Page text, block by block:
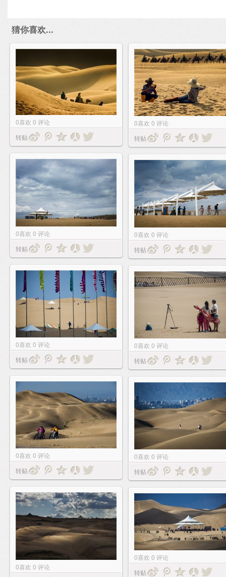
猜你喜欢...
0喜欢 0 评论
转贴
0喜欢 0 评论
转贴
0喜欢 0 评论
转贴
0喜欢 0 评论
转贴
0喜欢 0 评论
转贴
0喜欢 0 评论
转贴
0喜欢 0 评论
转贴
0喜欢 0 评论
转贴
0喜欢 0 评论
0喜欢 0 评论
转贴